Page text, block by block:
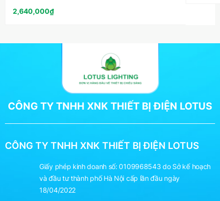
2,640,000₫
CÔNG TY TNHH XNK THIẾT BỊ ĐIỆN LOTUS
CÔNG TY TNHH XNK THIẾT BỊ ĐIỆN LOTUS
Giấy phép kinh doanh số: 0109968543 do Sở kế hoạch
và đầu tư thành phố Hà Nội cấp lần đầu ngày
18/04/2022